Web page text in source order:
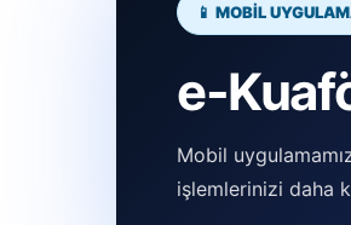
📱 MOBİL
e-
Mobil
işlemlerinizi daha